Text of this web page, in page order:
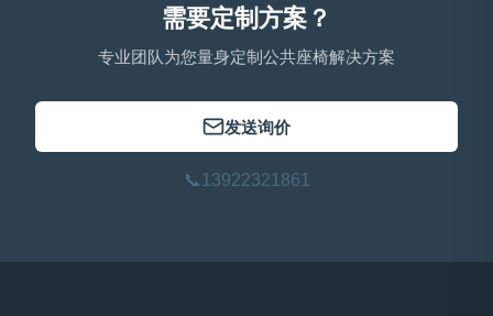
需要定制方案？
专业团队为您量身定制公共座椅解决方案
发送询价
📞 13922321861